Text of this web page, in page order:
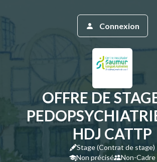
OFFRE DE
HDJ CATTP
Stage (Contrat de stage)
Non précisé
Non-Cadre
Connexion